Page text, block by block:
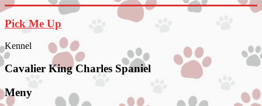
Hoppa
till
innehåll
Pick Me Up
Kennel
Cavalier King Charles Spaniel
Meny